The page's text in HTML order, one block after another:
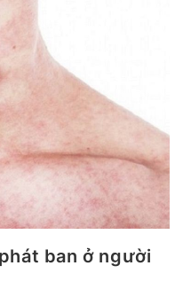
ban ở người